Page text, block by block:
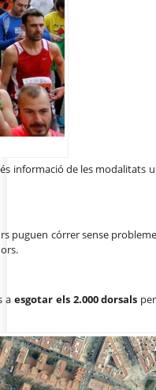
informació de les modalitats
puguen córrer sense
a esgotar els 2.000 dorsals